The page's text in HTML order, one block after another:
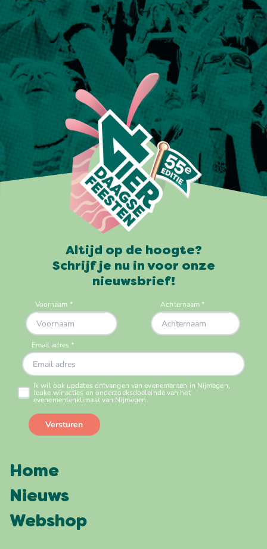
Altijd op de hoogte?
Schrijf je nu in voor onze
nieuwsbrief!
Home
Nieuws
Webshop